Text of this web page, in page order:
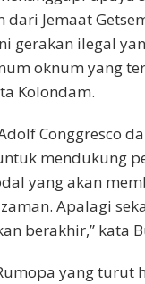
dari Jemaat
gerakan ilegal
oknum yang
Kolondam.
Conggresco
mendukung
yang akan
Apalagi
berakhir,” kata
yang turut